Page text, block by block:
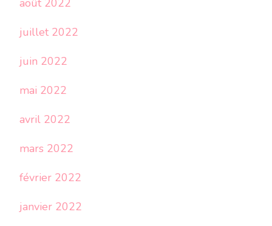
août 2022
juillet 2022
juin 2022
mai 2022
avril 2022
mars 2022
février 2022
janvier 2022